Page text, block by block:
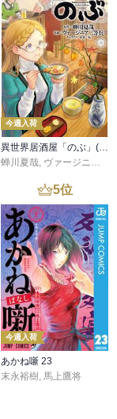
今週入荷
異世界居酒屋「のぶ」(22)
蝉川夏哉, ヴァージニア二等兵
5位
今週入荷
あかね噺 23
末永裕樹 馬上鷹将